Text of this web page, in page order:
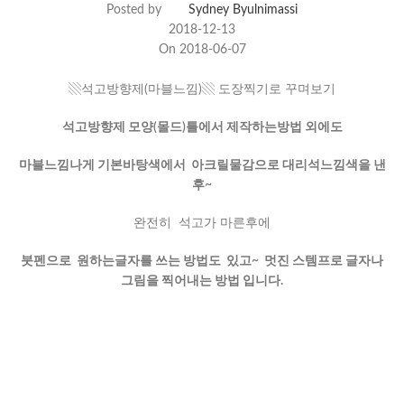
Posted by
Sydney Byulnimassi
2018-12-13
On 2018-06-07
▧석고방향제(마블느낌)▧ 도장찍기로 꾸며보기
석고방향제 모양(몰드)틀에서 제작하는방법 외에도
마블느낌나게 기본바탕색에서 아크릴물감으로 대리석느낌색을 낸
후~
완전히 석고가 마른후에
붓펜으로 원하는글자를 쓰는 방법도 있고~ 멋진 스템프로 글자나
그림을 찍어내는 방법 입니다.